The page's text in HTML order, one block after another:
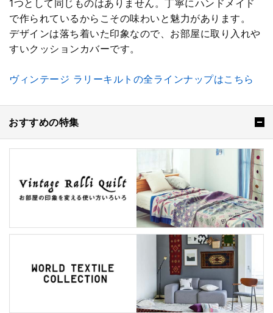
1つとして同じものはありません。丁寧にハンドメイド
で作られているからこその味わいと魅力があります。
デザインは落ち着いた印象なので、お部屋に取り入れや
すいクッションカバーです。
ヴィンテージ ラリーキルトの全ラインナップはこちら
おすすめの特集